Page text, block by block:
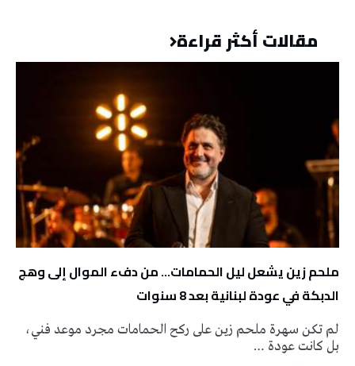
مقالات أكثر قراءة
ملحم زين يشعل ليل الحمامات… من دفء الموال إلى وهج
الدبكة في عودة لبنانية بعد 8 سنوات
لم تكن سهرة ملحم زين على ركح الحمامات مجرد موعد فني،
بل كانت عودة …